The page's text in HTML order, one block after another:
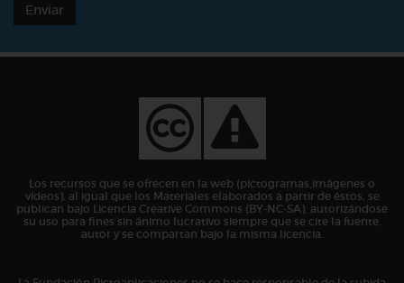
Enviar
Los recursos que se ofrecen en la web (pictogramas,imágenes o
vídeos), al igual que los Materiales elaborados a partir de éstos, se
publican bajo Licencia Creative Commons (BY-NC-SA), autorizándose
su uso para fines sin ánimo lucrativo siempre que se cite la fuente,
autor y se compartan bajo la misma licencia.